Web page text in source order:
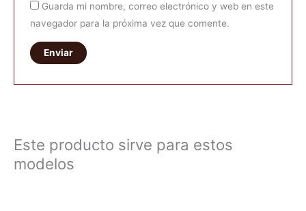
Guarda mi nombre, correo electrónico y web en este
navegador para la próxima vez que comente.
Este producto sirve para estos
modelos